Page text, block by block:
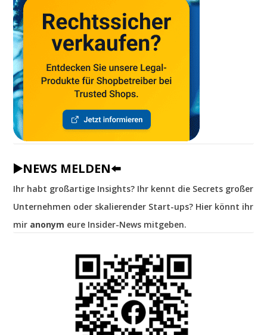
▶️NEWS MELDEN⬅️
Ihr habt großartige Insights? Ihr kennt die Secrets großer
Unternehmen oder skalierender Start-ups? Hier könnt ihr
mir anonym eure Insider-News mitgeben.